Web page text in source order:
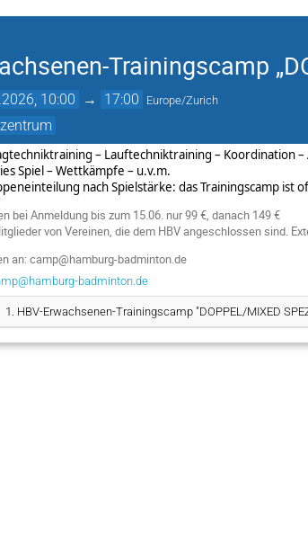
Trainingscamp
10:00 → 17:00 Europe/Zurich
– Lauftechniktraining – Koordination
Spiel – Wettkämpfe – u.v.m.
nach Spielstärke: das Trainingscamp ist
bei Anmeldung bis zum 15.06. nur 99 €, danach 149 €
von Vereinen, die dem HBV angeschlossen sind.
an: camp@hamburg-badminton.de
badminton.de
1. HBV-Erwachsenen-Trainingscamp "DOPPEL/MIXED